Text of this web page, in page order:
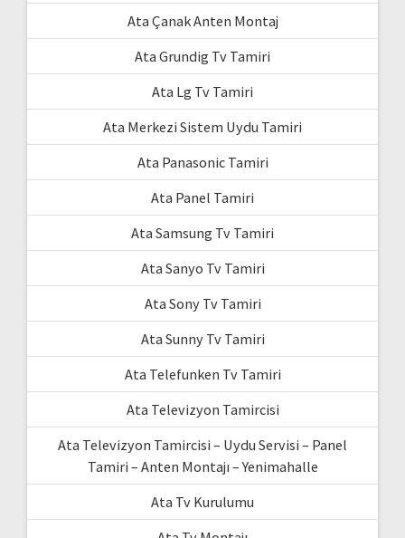
Ata Çanak Anten Montaj
Ata Grundig Tv Tamiri
Ata Lg Tv Tamiri
Ata Merkezi Sistem Uydu Tamiri
Ata Panasonic Tamiri
Ata Panel Tamiri
Ata Samsung Tv Tamiri
Ata Sanyo Tv Tamiri
Ata Sony Tv Tamiri
Ata Sunny Tv Tamiri
Ata Telefunken Tv Tamiri
Ata Televizyon Tamircisi
Ata Televizyon Tamircisi – Uydu Servisi – Panel
Tamiri – Anten Montajı – Yenimahalle
Ata Tv Kurulumu